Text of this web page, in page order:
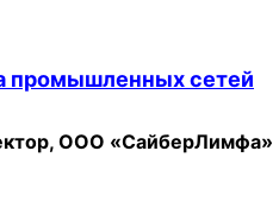
промышленных сетей
ООО «СайберЛимфа»